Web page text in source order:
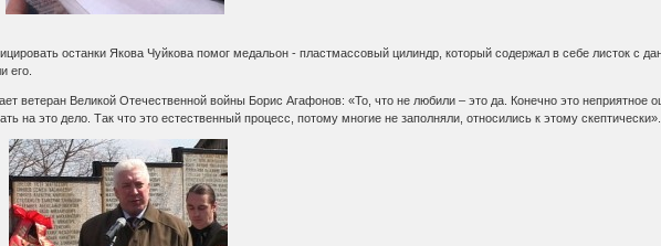
останки Якова Чуйкова помог медальон - пластмассовый цилиндр, который содержал в себе листок с
его.
ветеран Великой Отечественной войны Борис Агафонов: «То, что не любили – это да. Конечно это
на это дело. Так что это естественный процесс, потому многие не заполняли, относились к этому скептически».